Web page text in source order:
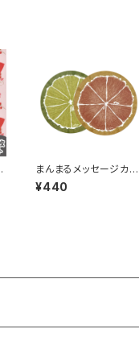
まんまるメッセージカー
ド ＜柑橘シリーズ・5枚
セット＞
¥440